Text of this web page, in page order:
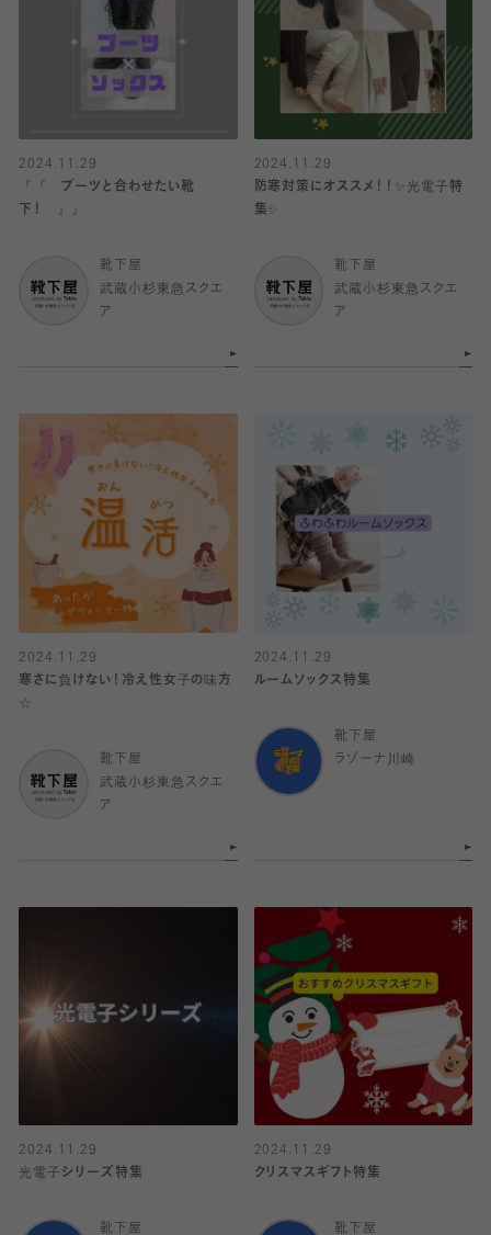
2024.11.29
『『 ブーツと合わせたい靴
下！ 』』
靴下屋
武蔵小杉東急スクエ
ア
2024.11.29
防寒対策にオススメ！！✨光電子特
集✨
靴下屋
武蔵小杉東急スクエ
ア
2024.11.29
寒さに負けない！冷え性女子の味方
☆
靴下屋
武蔵小杉東急スクエ
ア
2024.11.29
ルームソックス特集
靴下屋
ラゾーナ川崎
2024.11.29
光電子シリーズ特集
靴下屋
2024.11.29
クリスマスギフト特集
靴下屋